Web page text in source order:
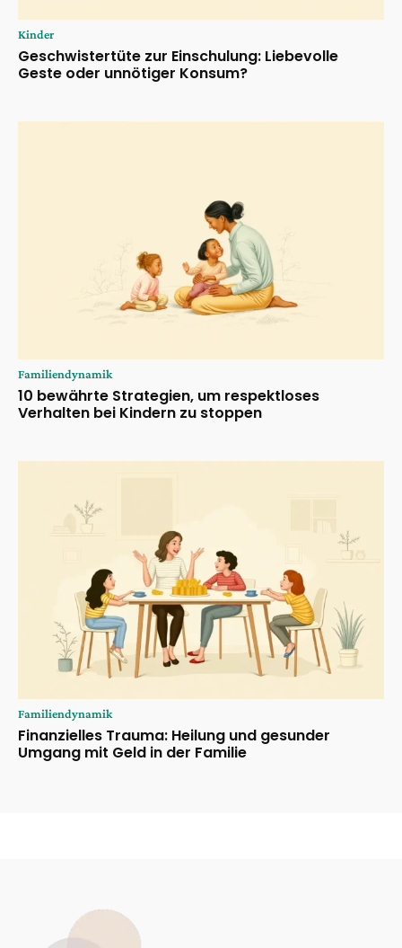
Kinder
Geschwistertüte zur Einschulung: Liebevolle
Geste oder unnötiger Konsum?
Familiendynamik
10 bewährte Strategien, um respektloses
Verhalten bei Kindern zu stoppen
Familiendynamik
Finanzielles Trauma: Heilung und gesunder
Umgang mit Geld in der Familie